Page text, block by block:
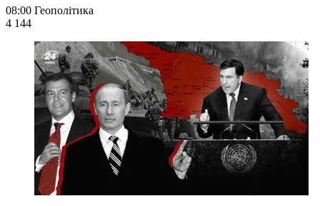
08:00 Геополітика
4 144